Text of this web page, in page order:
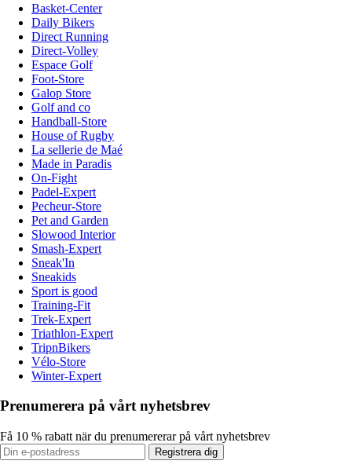
Basket-Center
Daily Bikers
Direct Running
Direct-Volley
Espace Golf
Foot-Store
Galop Store
Golf and co
Handball-Store
House of Rugby
La sellerie de Maé
Made in Paradis
On-Fight
Padel-Expert
Pecheur-Store
Pet and Garden
Slowood Interior
Smash-Expert
Sneak'In
Sneakids
Sport is good
Training-Fit
Trek-Expert
Triathlon-Expert
TripnBikers
Vélo-Store
Winter-Expert
Prenumerera på vårt nyhetsbrev
Få 10 % rabatt när du prenumererar på vårt nyhetsbrev
Registrera dig